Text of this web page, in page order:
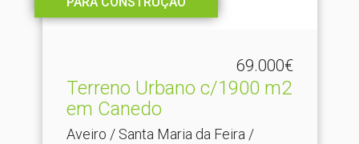
69.000€
Terreno Urbano c/1900 m2
em Canedo
Aveiro / Santa Maria da Feira /